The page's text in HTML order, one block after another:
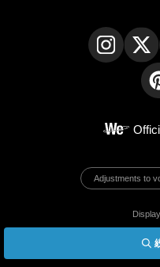
Adjustments to
©
English